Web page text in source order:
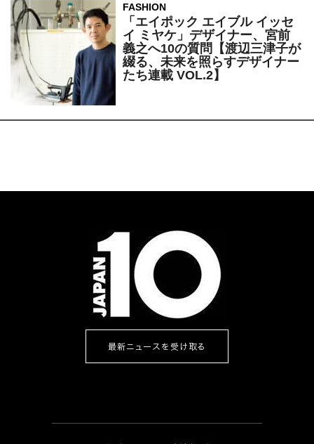
FASHION
「エイポック エイブル イッセ
イ ミヤケ」デザイナー、宮前
義之へ10の質問【渡辺三津子が
綴る、未来を照らすデザイナー
たち連載 VOL.2】
最新ニュースを受け取る